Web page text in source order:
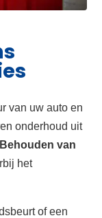
van uw auto en
onderhoud uit
Behouden van
het
of een